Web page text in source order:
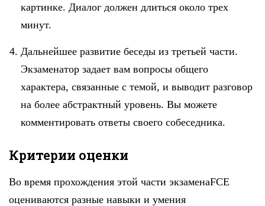
картинке. Диалог должен длиться около трех
минут.
Дальнейшее развитие беседы из третьей части.
Экзаменатор задает вам вопросы общего
характера, связанные с темой, и выводит разговор
на более абстрактный уровень. Вы можете
комментировать ответы своего собеседника.
Критерии оценки
Во время прохождения этой части экзаменаFCE
оцениваются разные навыки и умения